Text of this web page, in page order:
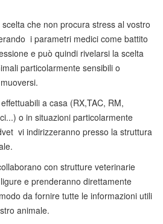
che non procura stress al vostro
i parametri medici come battito
e può quindi rivelarsi la scelta
particolarmente sensibili o
a casa (RX,TAC, RM,
o in situazioni particolarmente
vi indirizzeranno presso la struttura
con strutture veterinarie
e prenderanno direttamente
da fornire tutte le informazioni utili
animale.